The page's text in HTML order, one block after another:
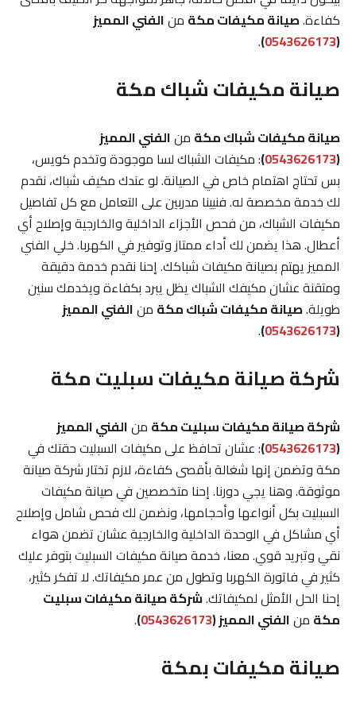
كفاءة.صيانة مكيفات مكةمنالفني المميز
0543626173
)
.
صيانة مكيفات شباك مكة
صيانة مكيفات شباك مكةمنالفني المميز
0543626173
): مكيفات الشباك لسا موجودة وتخدم كويس،
بس تحتاج اهتمام خاص في الصيانة. لو عندك مكيف شباك، نقدم
لك خدمة مخصصة له. فنيينا مدربين على التعامل مع كل تفاصيل
مكيفات الشباك، من فحص الأجزاء الداخلية والخارجية وإصلاح أي
أعطال. هذا يضمن لك أداء ممتاز وتوفير في الكهربا. خلي الفني
المميز يهتم بصيانة مكيفات شباكك. إحنا نقدم خدمة دقيقة
ومتقنة عشان مكيفك الشباك يظل يبرد بكفاءة ويخدمك سنين
طويلة.صيانة مكيفات شباك مكةمنالفني المميز
0543626173
)
.
شركة صيانة مكيفات سبليت مكة
شركة صيانة مكيفات سبليت مكةمنالفني المميز
0543626173
): عشان تحافظ على مكيفات السبليت حقتك في
مكة وتضمن إنها شغالة بأقصى كفاءة، لازم تختار شركة صيانة
موثوقة. وهنا يجي دورنا. إحنا متخصصين في صيانة مكيفات
السبليت بكل أنواعها وأحجامها، ونضمن لك فحص شامل وإصلاح
أي مشاكل في الوحدة الداخلية والخارجية عشان تضمن هواء
نقي وتبريد قوي. معنا، خدمة صيانة مكيفات السبليت بتوفر عليك
كثير في فاتورة الكهربا وتطول من عمر مكيفاتك. لا تفكر كثير،
إحنا الحل الأمثل لمكيفاتك.شركة صيانة مكيفات سبليت
مكةمنالفني المميز (0543626173
)
.
صيانة مكيفات بمكة